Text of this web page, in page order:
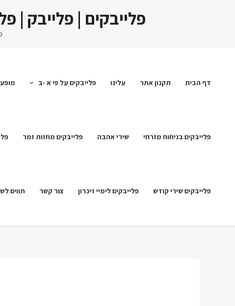
פלייבקים | פלייבק |
דף הבית תקנון אתר עלינו פלייבקים על פי א -ב
פלייבקים בניחוח מזרחי שירי אהבה פלייבקים מחזות זמר
פלייבקים שירי קודש פלייבקים לימיי זיכרון צור קשר תווים